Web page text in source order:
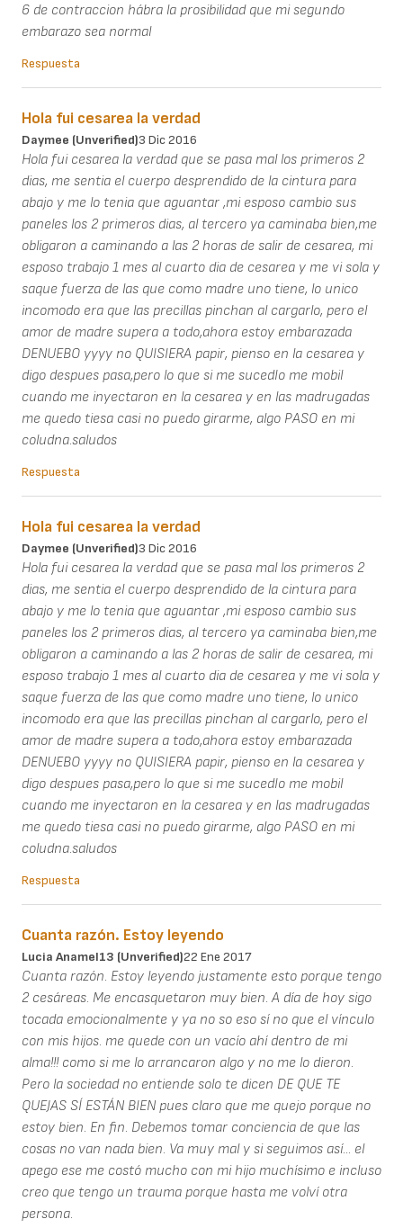
6 de contraccion hábra la prosibilidad que mi segundo
embarazo sea normal
Respuesta
Hola fui cesarea la verdad
Daymee (unverified)3 Dic 2016
Hola fui cesarea la verdad que se pasa mal los primeros 2
dias, me sentia el cuerpo desprendido de la cintura para
abajo y me lo tenia que aguantar ,mi esposo cambio sus
paneles los 2 primeros dias, al tercero ya caminaba bien,me
obligaron a caminando a las 2 horas de salir de cesarea, mi
esposo trabajo 1 mes al cuarto dia de cesarea y me vi sola y
saque fuerza de las que como madre uno tiene, lo unico
incomodo era que las precillas pinchan al cargarlo, pero el
amor de madre supera a todo,ahora estoy embarazada
DENUEBO yyyy no QUISIERA papir, pienso en la cesarea y
digo despues pasa,pero lo que si me sucedIo me mobil
cuando me inyectaron en la cesarea y en las madrugadas
me quedo tiesa casi no puedo girarme, algo PASO en mi
coludna.saludos
Respuesta
Hola fui cesarea la verdad
Daymee (unverified)3 Dic 2016
Hola fui cesarea la verdad que se pasa mal los primeros 2
dias, me sentia el cuerpo desprendido de la cintura para
abajo y me lo tenia que aguantar ,mi esposo cambio sus
paneles los 2 primeros dias, al tercero ya caminaba bien,me
obligaron a caminando a las 2 horas de salir de cesarea, mi
esposo trabajo 1 mes al cuarto dia de cesarea y me vi sola y
saque fuerza de las que como madre uno tiene, lo unico
incomodo era que las precillas pinchan al cargarlo, pero el
amor de madre supera a todo,ahora estoy embarazada
DENUEBO yyyy no QUISIERA papir, pienso en la cesarea y
digo despues pasa,pero lo que si me sucedIo me mobil
cuando me inyectaron en la cesarea y en las madrugadas
me quedo tiesa casi no puedo girarme, algo PASO en mi
coludna.saludos
Respuesta
Cuanta razón. Estoy leyendo
Lucia Anamel13 (unverified)22 Ene 2017
Cuanta razón. Estoy leyendo justamente esto porque tengo
2 cesáreas. Me encasquetaron muy bien. A día de hoy sigo
tocada emocionalmente y ya no so eso sí no que el vínculo
con mis hijos. me quede con un vacío ahí dentro de mi
alma!!! como si me lo arrancaron algo y no me lo dieron.
Pero la sociedad no entiende solo te dicen DE QUE TE
QUEJAS SÍ ESTÁN BIEN pues claro que me quejo porque no
estoy bien. En fin. Debemos tomar conciencia de que las
cosas no van nada bien. Va muy mal y si seguimos así... el
apego ese me costó mucho con mi hijo muchísimo e incluso
creo que tengo un trauma porque hasta me volví otra
persona.